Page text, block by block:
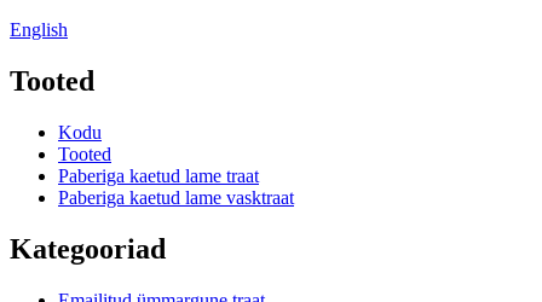
English
Tooted
Kodu
Tooted
Paberiga kaetud lame traat
Paberiga kaetud lame vasktraat
Kategooriad